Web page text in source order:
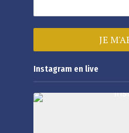
Instagram en live